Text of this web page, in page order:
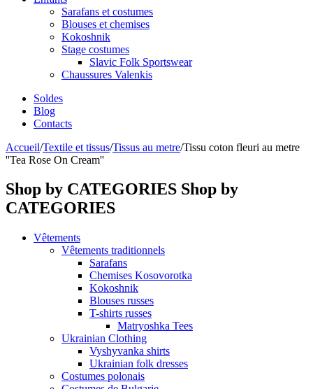
Sarafans et costumes
Blouses et chemises
Kokoshnik
Stage costumes
Slavic Folk Sportswear
Chaussures Valenkis
Soldes
Blog
Contacts
Accueil/Textile et tissus/Tissus au metre/Tissu coton fleuri au metre
''Tea Rose On Cream''
Shop by CATEGORIES Shop by
CATEGORIES
Vêtements
Vêtements traditionnels
Sarafans
Chemises Kosovorotka
Kokoshnik
Blouses russes
T-shirts russes
Matryoshka Tees
Ukrainian Clothing
Vyshyvanka shirts
Ukrainian folk dresses
Costumes polonais